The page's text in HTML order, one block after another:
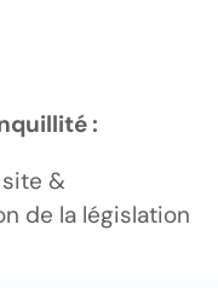
:
&
de la législation